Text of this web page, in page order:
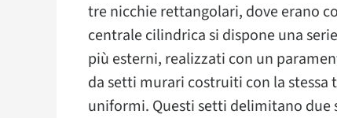
tre nicchie rettangolari, dove erano
centrale cilindrica si dispone una
più esterni, realizzati con un
da setti murari costruiti con la
uniformi. Questi setti delimitano